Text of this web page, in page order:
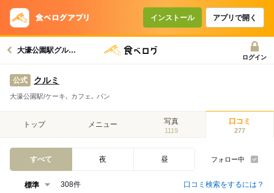
インストール アプリで開く
大濠公園駅グルメへ
ログイン
公式 クルミ
大濠公園駅/ケーキ､ カフェ､ パン
トップ メニュー 写真
1119
口コミ
277
すべて 夜 昼 フォロー中
308件 口コミ検索をするには？